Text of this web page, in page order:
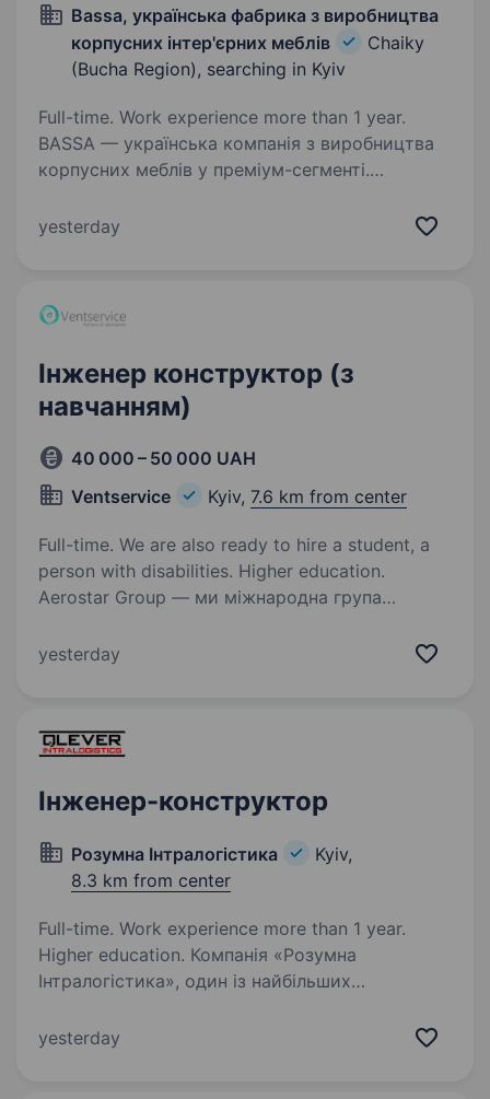
Bassa, українська фабрика з виробництва
корпусних інтер'єрних меблів
Chaiky
(Bucha Region), searching in Kyiv
Full-time. Work experience more than 1 year.
BASSA — українська компанія з виробництва
корпусних меблів у преміум-сегменті.
задовольняють високі вимоги щодо якості,
yesterday
Інженер конструктор (з
навчанням)
40 000 – 50 000 UAH
Ventservice
Kyiv, 7.6 km from center
Full-time. We are also ready to hire a student, a
person with disabilities. Higher education.
Aerostar Group — ми міжнародна група
та продажем енергоефективного обладнання
вентиляційного…
yesterday
Інженер-конструктор
Розумна Інтралогістика
Kyiv,
8.3 km from center
Full-time. Work experience more than 1 year.
Higher education. Компанія «Розумна
Інтралогістика», один із найбільших
України, надійний та стабільний роботодавець,
yesterday